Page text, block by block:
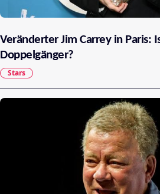
Veränderter Jim Carrey in Paris:
Doppelgänger?
Stars